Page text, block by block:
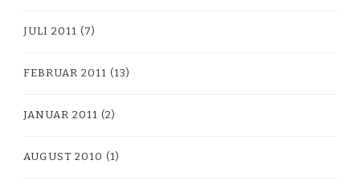
JULI 2011 (7)
FEBRUAR 2011 (13)
JANUAR 2011 (2)
AUGUST 2010 (1)